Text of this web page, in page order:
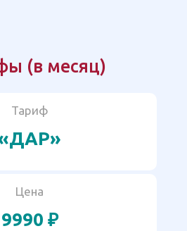
(в месяц)
Тариф
Цена
9990 ₽